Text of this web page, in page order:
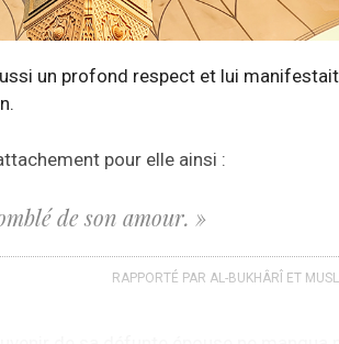
un profond respect et lui manifestait
pour elle ainsi :
de son amour. »
RAPPORTÉ PAR AL-BUKHÂRÎ ET